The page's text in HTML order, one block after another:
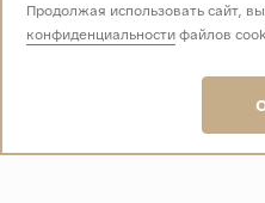
пн-вс
E-mail:
Продолжая использовать сайт,
конфиденциальностифайлов